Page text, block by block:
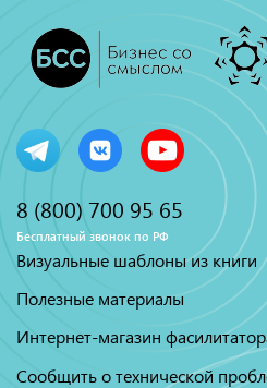
8 (800) 700 95 65
Бесплатный звонок по РФ
Визуальные шаблоны из книги
Полезные материалы
Интернет-магазин
Сообщить о технической